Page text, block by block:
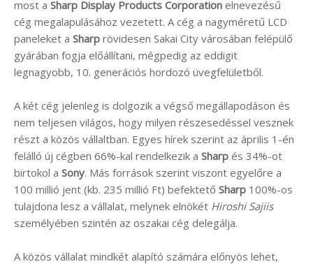
most a Sharp Display Products Corporation elnevezésű
cég megalapulásához vezetett. A cég a nagyméretű LCD
paneleket a Sharp rövidesen Sakai City városában felépülő
gyárában fogja előállítani, mégpedig az eddigit
legnagyobb, 10. generációs hordozó üvegfelületből.
A két cég jelenleg is dolgozik a végső megállapodáson és
nem teljesen világos, hogy milyen részesedéssel vesznek
részt a közös vállaltban. Egyes hírek szerint az április 1-én
felálló új cégben 66%-kal rendelkezik a Sharp és 34%-ot
birtokol a Sony. Más források szerint viszont egyelőre a
100 millió jent (kb. 235 millió Ft) befektető Sharp 100%-os
tulajdona lesz a vállalat, melynek elnökét Hiroshi Sajiis
személyében szintén az oszakai cég delegálja.
A közös vállalat mindkét alapító számára előnyös lehet,